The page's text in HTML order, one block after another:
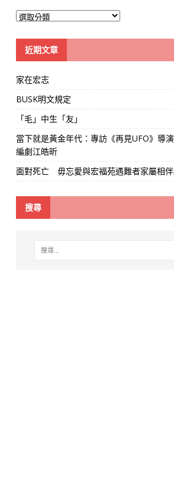
大
線
近期文章
家在宏志
BUSK明文規定
「毛」中生「友」
當下就是黃金年代：專訪《再見UFO》導
編劇江皓昕
面對死亡 毋忘愛與宏福苑遇難者家屬相
搜尋